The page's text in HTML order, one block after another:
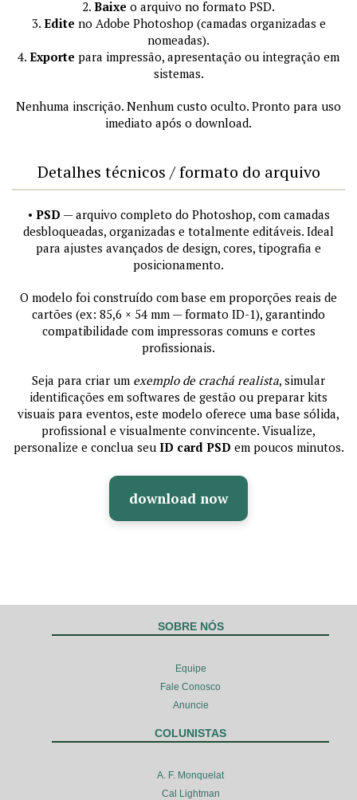
2. Baixe o arquivo no formato PSD.
3. Edite no Adobe Photoshop (camadas organizadas e
nomeadas).
4. Exporte para impressão, apresentação ou integração em
sistemas.
Nenhuma inscrição. Nenhum custo oculto. Pronto para uso
imediato após o download.
Detalhes técnicos / formato do arquivo
• PSD — arquivo completo do Photoshop, com camadas
desbloqueadas, organizadas e totalmente editáveis. Ideal
para ajustes avançados de design, cores, tipografia e
posicionamento.
O modelo foi construído com base em proporções reais de
cartões (ex: 85,6 × 54 mm — formato ID-1), garantindo
compatibilidade com impressoras comuns e cortes
profissionais.
Seja para criar um exemplo de crachá realista, simular
identificações em softwares de gestão ou preparar kits
visuais para eventos, este modelo oferece uma base sólida,
profissional e visualmente convincente. Visualize,
personalize e conclua seu ID card PSD em poucos minutos.
download now
SOBRE NÓS
Equipe
Fale Conosco
Anuncie
COLUNISTAS
A. F. Monquelat
Cal Lightman